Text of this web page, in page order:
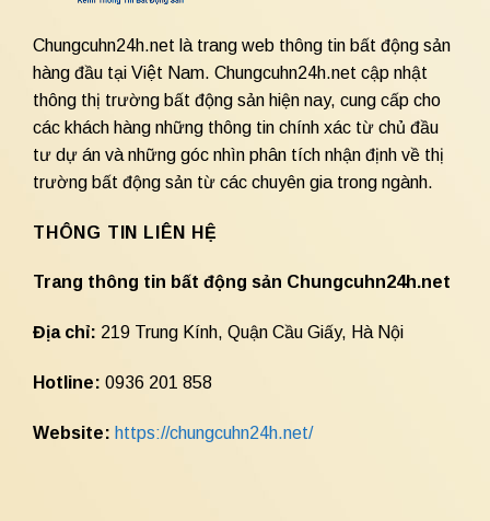
Chungcuhn24h.net là trang web thông tin bất động sản
hàng đầu tại Việt Nam. Chungcuhn24h.net cập nhật
thông thị trường bất động sản hiện nay, cung cấp cho
các khách hàng những thông tin chính xác từ chủ đầu
tư dự án và những góc nhìn phân tích nhận định về thị
trường bất động sản từ các chuyên gia trong ngành.
THÔNG TIN LIÊN HỆ
Trang thông tin bất động sản Chungcuhn24h.net
Địa chỉ: 219 Trung Kính, Quận Cầu Giấy, Hà Nội
Hotline: 0936 201 858
Website: https://chungcuhn24h.net/